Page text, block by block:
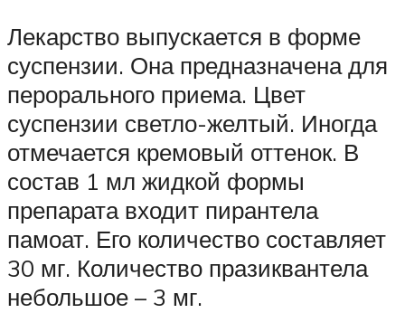
Лекарство выпускается в форме
суспензии. Она предназначена для
перорального приема. Цвет
суспензии светло-желтый. Иногда
отмечается кремовый оттенок. В
состав 1 мл жидкой формы
препарата входит пирантела
памоат. Его количество составляет
30 мг. Количество празиквантела
небольшое – 3 мг.